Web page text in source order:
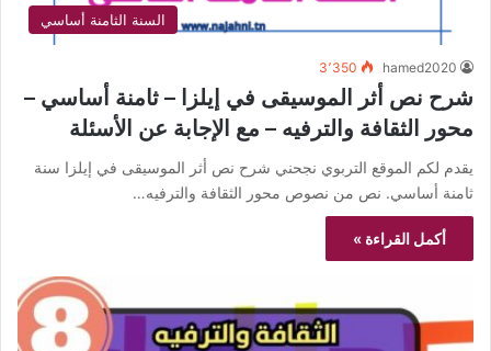
السنة الثامنة أساسي
hamed2020 3٬350
شرح نص أثر الموسيقى في إيلزا – ثامنة أساسي –
محور الثقافة والترفيه – مع الإجابة عن الأسئلة
يقدم لكم الموقع التربوي نجحني شرح نص أثر الموسيقى في إيلزا سنة
ثامنة أساسي. نص من نصوص محور الثقافة والترفيه…
أكمل القراءة »